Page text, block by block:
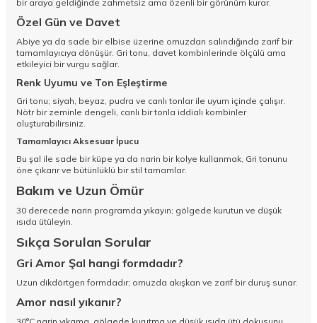
bir araya geldiğinde zahmetsiz ama özenli bir görünüm kurar.
Özel Gün ve Davet
Abiye ya da sade bir elbise üzerine omuzdan salındığında zarif bir
tamamlayıcıya dönüşür. Gri tonu, davet kombinlerinde ölçülü ama
etkileyici bir vurgu sağlar.
Renk Uyumu ve Ton Eşleştirme
Gri tonu; siyah, beyaz, pudra ve canlı tonlar ile uyum içinde çalışır.
Nötr bir zeminle dengeli, canlı bir tonla iddialı kombinler
oluşturabilirsiniz.
Tamamlayıcı Aksesuar İpucu
Bu şal ile sade bir küpe ya da narin bir kolye kullanmak, Gri tonunu
öne çıkarır ve bütünlüklü bir stil tamamlar.
Bakım ve Uzun Ömür
30 derecede narin programda yıkayın; gölgede kurutun ve düşük
ısıda ütüleyin.
Sıkça Sorulan Sorular
Gri Amor Şal hangi formdadır?
Uzun dikdörtgen formdadır; omuzda akışkan ve zarif bir duruş sunar.
Amor nasıl yıkanır?